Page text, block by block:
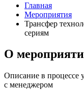
Главная
Мероприятия
Трансфер
сериям
О
Описание в процессе
с менеджером